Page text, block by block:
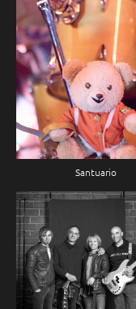
Santuario